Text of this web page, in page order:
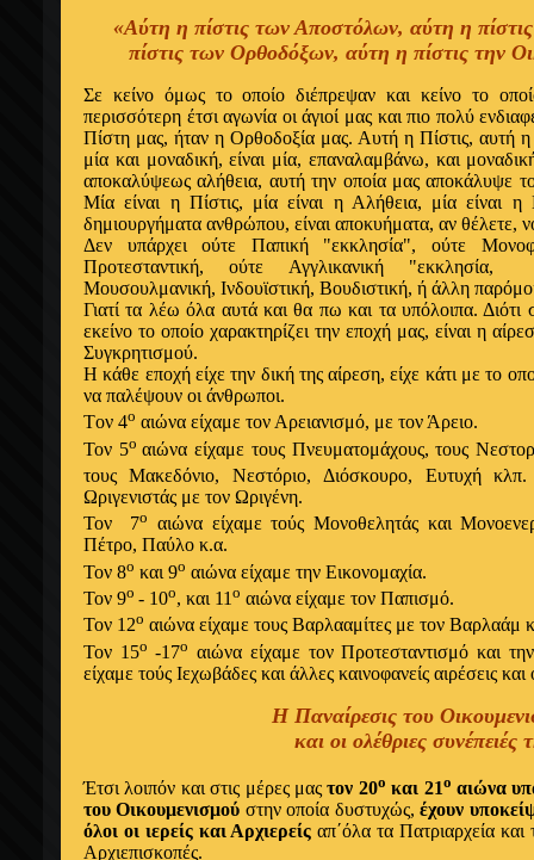
«Αύτη η πίστις των Αποστόλων, αύτη η
πίστις των Ορθοδόξων, αύτη η πίστις την
Σε κείνο όμως το οποίο διέπρεψαν και κείνο το
περισσότερη έτσι αγωνία οι άγιοί μας και πιο πολύ
Πίστη μας, ήταν η Ορθοδοξία μας. Αυτή η Πίστις, αυτή
μία και μοναδική, είναι μία, επαναλαμβάνω, και
αποκαλύψεως αλήθεια, αυτή την οποία μας αποκάλυψε
Mία είναι η Πίστις, μία είναι η Αλήθεια, μία είναι
δημιουργήματα ανθρώπου, είναι αποκυήματα, αν θέλετε,
Δεν υπάρχει ούτε Παπική "εκκλησία", ούτε
Προτεσταντική, ούτε Αγγλικανική
Mουσουλμανική, Ινδουϊστική, Bουδιστική, ή άλλη
Γιατί τα λέω όλα αυτά και θα πω και τα υπόλοιπα.
εκείνο το οποίο χαρακτηρίζει την εποχή μας, είναι η
Συγκρητισμού.
Η κάθε εποχή είχε την δική της αίρεση, είχε κάτι με το
να παλέψουν οι άνθρωποι.
Tον 4ο αιώνα είχαμε τον Αρειανισμό, με τον Άρειο.
Τον 5ο αιώνα είχαμε τους Πνευματομάχους, τους
τους Mακεδόνιο, Nεστόριο, Διόσκουρο, Ευτυχή
Ωριγενιστάς με τον Ωριγένη.
Τον 7ο αιώνα είχαμε τούς Mονοθελητάς και
Πέτρο, Παύλο κ.α.
Τον 8ο και 9ο αιώνα είχαμε την Eικονομαχία.
Τον 9ο - 10ο, και 11 ο αιώνα είχαμε τον Παπισμό.
Τον 12ο αιώνα είχαμε τους Βαρλααμίτες με τον Βαρλαάμ
Τον 15ο -17ο αιώνα είχαμε τον Προτεσταντισμό και
είχαμε τούς Ιεχωβάδες και άλλες καινοφανείς αιρέσεις
Η Παναίρεσις του
και οι ολέθριες συνέπειές
Έτσι λοιπόν και στις μέρες μαςτον 20ο και 21ο αιώνα
του Οικουμενισμού στην οποία δυστυχώς,έχουν
όλοι οι ιερείς και Αρχιερείςαπ΄όλα τα Πατριαρχεία και
Αρχιεπισκοπές.